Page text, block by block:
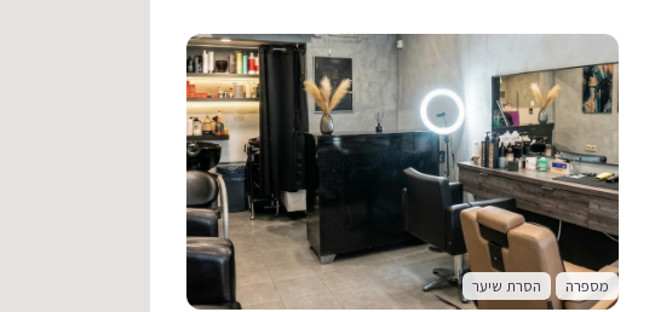
מספרה הסרת שיער